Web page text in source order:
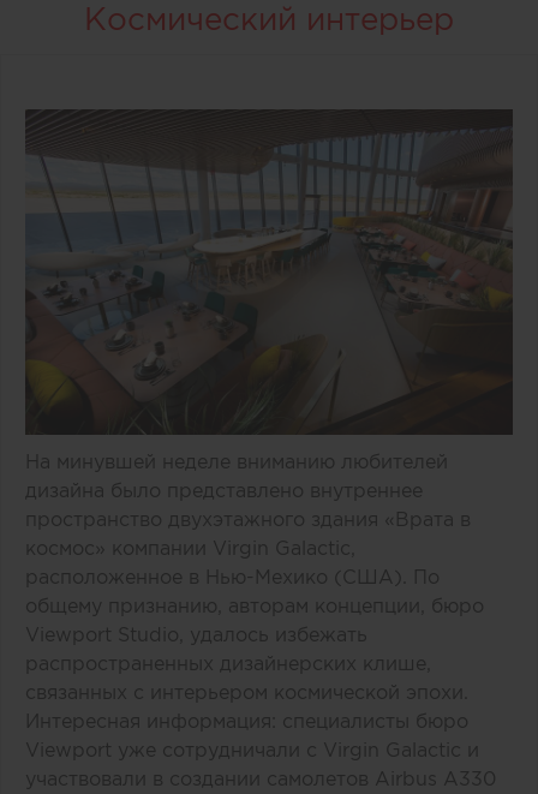
Космический интерьер
На минувшей неделе вниманию любителей
дизайна было представлено внутреннее
пространство двухэтажного здания «Врата в
космос» компании Virgin Galactic,
расположенное в Нью-Мехико (США). По
общему признанию, авторам концепции, бюро
Viewport Studio, удалось избежать
распространенных дизайнерских клише,
связанных с интерьером космической эпохи.
Интересная информация: специалисты бюро
Viewport уже сотрудничали с Virgin Galactic и
участвовали в создании самолетов Airbus A330